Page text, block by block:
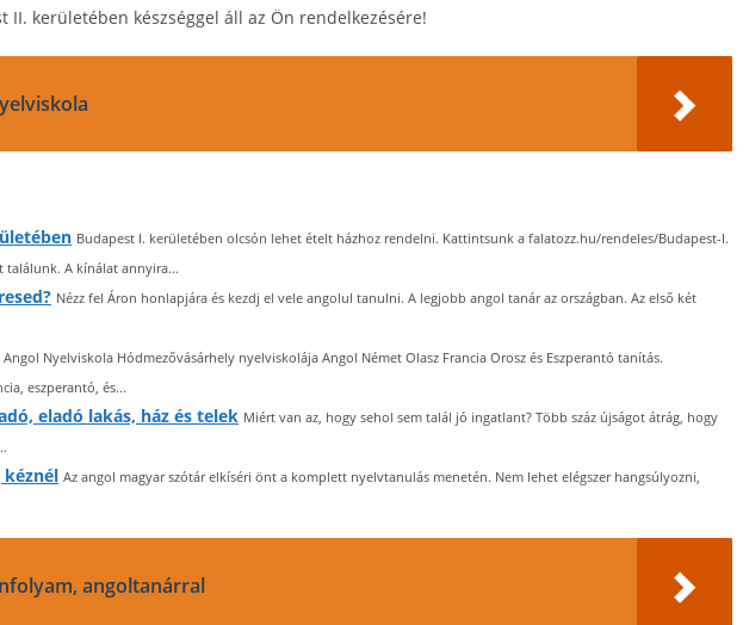
kerületében készséggel áll az Ön rendelkezésére!
Budapest I. kerületében olcsón lehet ételt házhoz rendelni. Kattintsunk a falatozz.hu/rendeles/Budapest-I.
találunk. A kínálat annyira...
Nézz fel Áron honlapjára és kezdj el vele angolul tanulni. A legjobb angol tanár az országban. Az első két
Angol Nyelviskola Hódmezővásárhely nyelviskolája Angol Német Olasz Francia Orosz és Eszperantó tanítás.
eszperantó, és...
eladó lakás, ház és telek Miért van az, hogy sehol sem talál jó ingatlant? Több száz újságot átrág, hogy
Az angol magyar szótár elkíséri önt a komplett nyelvtanulás menetén. Nem lehet elégszer hangsúlyozni,
angoltanárral